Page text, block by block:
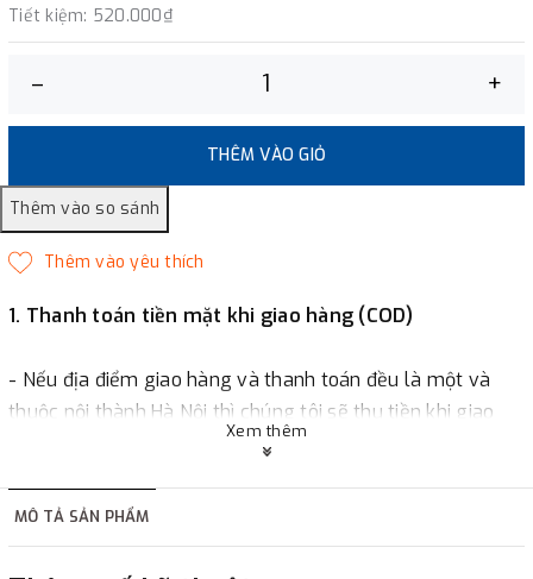
Tiết kiệm: 520.000₫
– +
THÊM VÀO GIỎ
1. Thanh toán tiền mặt khi giao hàng (COD)
- Nếu địa điểm giao hàng và thanh toán đều là một và
thuộc nội thành Hà Nội thì chúng tôi sẽ thu tiền khi giao
hàng hoặc khách hàng đặt tiền trước một phần giá trị đơn
2. Thanh toán trực tiếp tại :
Xem thêm
MÔ TẢ SẢN PHẨM